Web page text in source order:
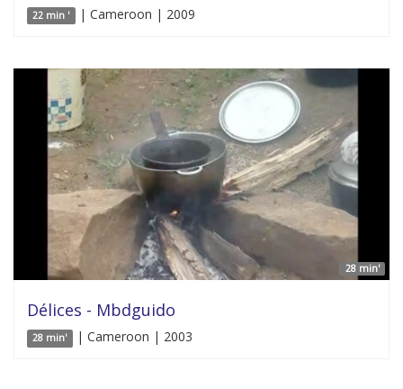
22 min ' | Cameroon | 2009
28 min'
Délices - Mbdguido
28 min' | Cameroon | 2003